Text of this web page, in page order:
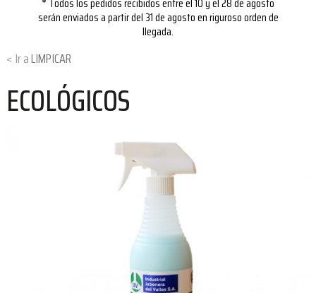
serán enviados a partir del 31 de agosto en riguroso orden de
llegada.
LIMPICAR
ECOLÓGICOS